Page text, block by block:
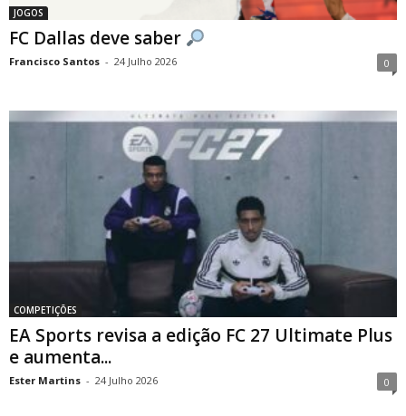
JOGOS
FC Dallas deve saber
Francisco Santos - 24 Julho 2026 0
COMPETIÇÕES
EA Sports revisa a edição FC 27 Ultimate Plus
e aumenta...
Ester Martins - 24 Julho 2026 0